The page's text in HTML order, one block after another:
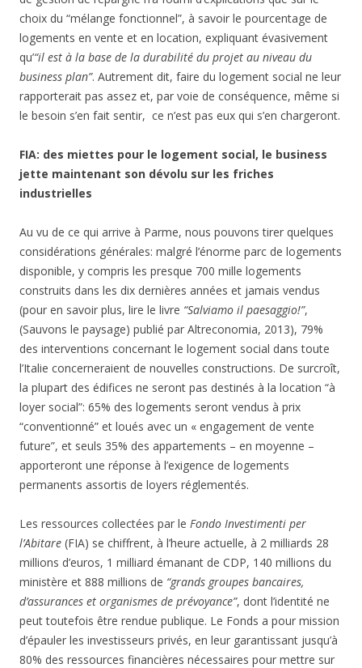
choix du “mélange fonctionnel”, à savoir le pourcentage de
logements en vente et en location, expliquant évasivement
qu’“il est à la base de la durabilité du projet au niveau du
business plan”. Autrement dit, faire du logement social ne leur
rapporterait pas assez et, par voie de conséquence, même si
le besoin s’en fait sentir, ce n’est pas eux qui s’en chargeront.
FIA: des miettes pour le logement social, le business
jette maintenant son dévolu sur les friches
industrielles
Au vu de ce qui arrive à Parme, nous pouvons tirer quelques
considérations générales: malgré l’énorme parc de logements
disponible, y compris les presque 700 mille logements
construits dans les dix dernières années et jamais vendus
(pour en savoir plus, lire le livre “Salviamo il paesaggio!”,
(Sauvons le paysage) publié par Altreconomia, 2013), 79%
des interventions concernant le logement social dans toute
l’Italie concerneraient de nouvelles constructions. De surcroît,
la plupart des édifices ne seront pas destinés à la location “à
loyer social”: 65% des logements seront vendus à prix
“conventionné” et loués avec un « engagement de vente
future”, et seuls 35% des appartements – en moyenne –
apporteront une réponse à l’exigence de logements
permanents assortis de loyers réglementés.
Les ressources collectées par le Fondo Investimenti per
l’Abitare (FIA) se chiffrent, à l’heure actuelle, à 2 milliards 28
millions d’euros, 1 milliard émanant de CDP, 140 millions du
ministère et 888 millions de “grands groupes bancaires,
d’assurances et organismes de prévoyance”, dont l’identité ne
peut toutefois être rendue publique. Le Fonds a pour mission
d’épauler les investisseurs privés, en leur garantissant jusqu’à
80% des ressources financières nécessaires pour mettre sur